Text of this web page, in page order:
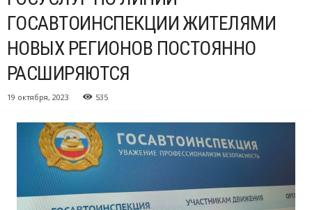
ГОСАВТОИНСПЕКЦИИ ЖИТЕЛЯМИ
НОВЫХ РЕГИОНОВ ПОСТОЯННО
РАСШИРЯЮТСЯ
19 октября, 2023 535